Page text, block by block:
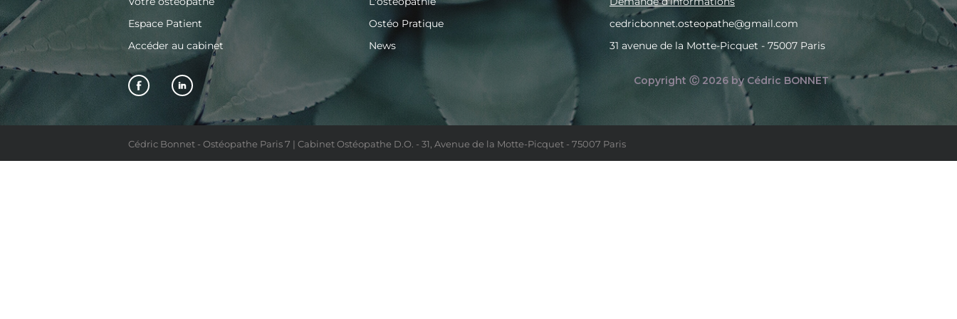
Espace Patient
Accéder au cabinet
Ostéo Pratique
News
cedricbonnet.osteopathe@gmail.com
31 avenue de la Motte-Picquet - 75007 Paris
Copyright Ⓒ 2026 by Cédric BONNET
Cédric Bonnet - Ostéopathe Paris 7 | Cabinet Ostéopathe D.O. - 31, Avenue de la Motte-Picquet - 75007 Paris